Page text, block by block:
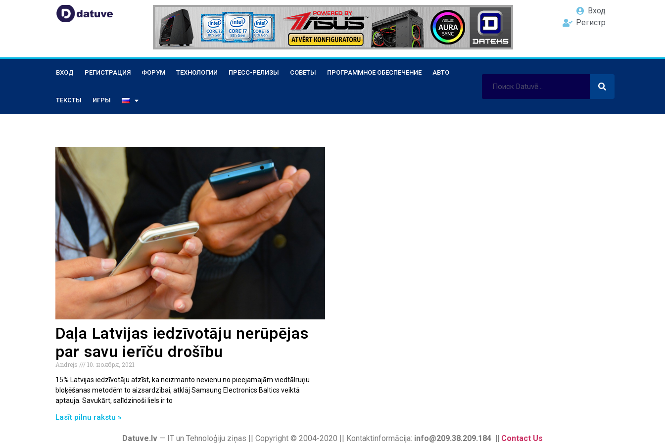
Вход
Регистр
ВХОД РЕГИСТРАЦИЯ ФОРУМ ТЕХНОЛОГИИ ПРЕСС-РЕЛИЗЫ СОВЕТЫ ПРОГРАММНОЕ ОБЕСПЕЧЕНИЕ АВТО
ТЕКСТЫ ИГРЫ
Daļa Latvijas iedzīvotāju nerūpējas
par savu ierīču drošību
Andrejs
10. ноября, 2021
15% Latvijas iedzīvotāju atzīst, ka neizmanto nevienu no pieejamajām viedtālruņu
bloķēšanas metodēm to aizsardzībai, atklāj Samsung Electronics Baltics veiktā
aptauja. Savukārt, salīdzinoši liels ir to
Lasīt pilnu rakstu »
Datuve.lv — IT un Tehnoloģiju ziņas || Copyright © 2004-2020 || Kontaktinformācija: info@209.38.209.184 || Contact Us